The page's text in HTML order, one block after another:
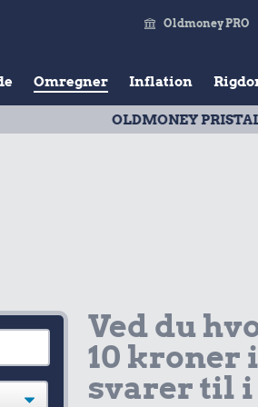
Oldmoney PRO
Omregner Inflation
OLDMONEY PRISTAL|
Ved du
10 kroner i
svarer til i